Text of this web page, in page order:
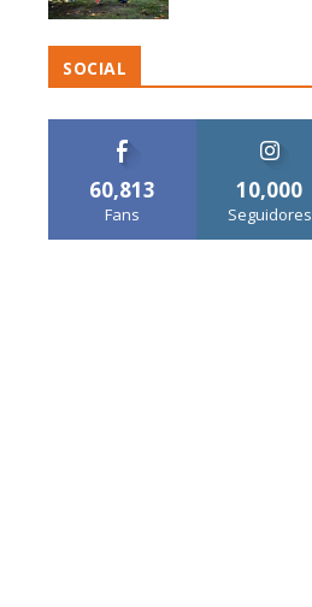
SOCIAL
60,813
Fans
10,000
Seguidores